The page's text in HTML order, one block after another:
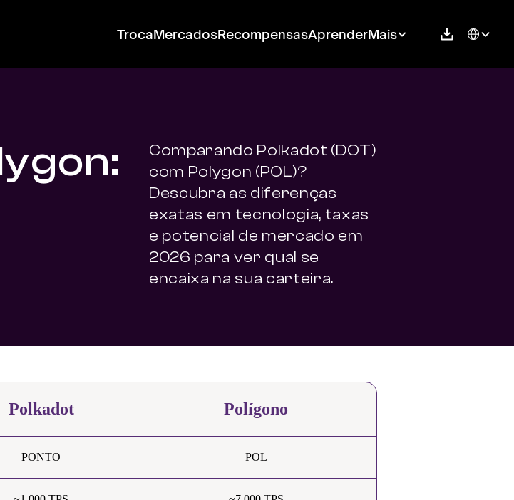
TrocaMercadosRecompensasAprenderMais Select
Comparando Polkadot (DOT)
com Polygon (POL)?
Descubra as diferenças
exatas em tecnologia, taxas
e potencial de mercado em
2026 para ver qual se
encaixa na sua carteira.
Polkadot Polígono
PONTO POL